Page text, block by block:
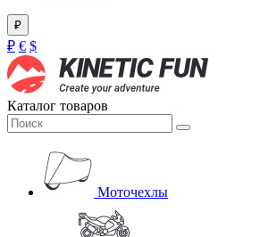
₽
₽ € $
Каталог товаров
Моточехлы